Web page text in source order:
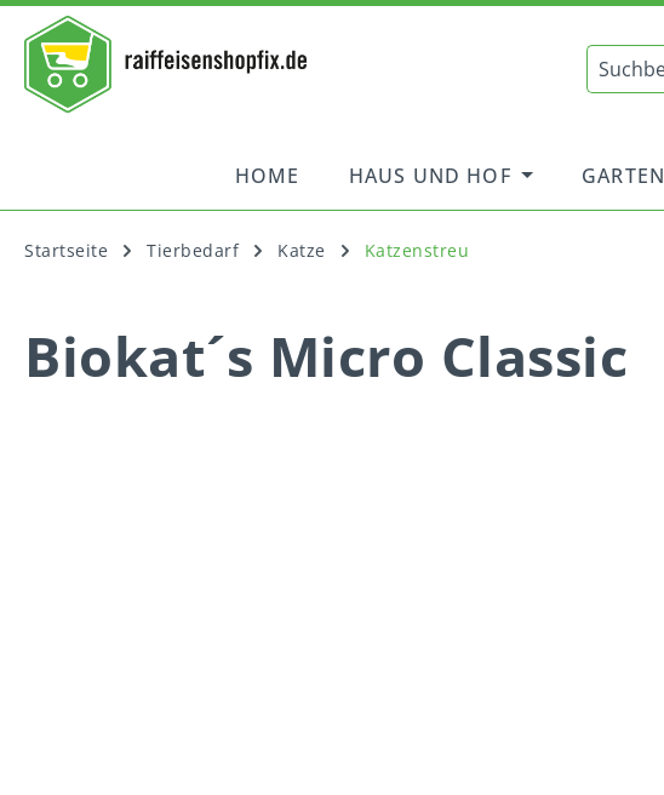
HOME HAUS UND HOF GARTEN
Startseite Tierbedarf Katze Katzenstreu
Biokat´s Micro Classic